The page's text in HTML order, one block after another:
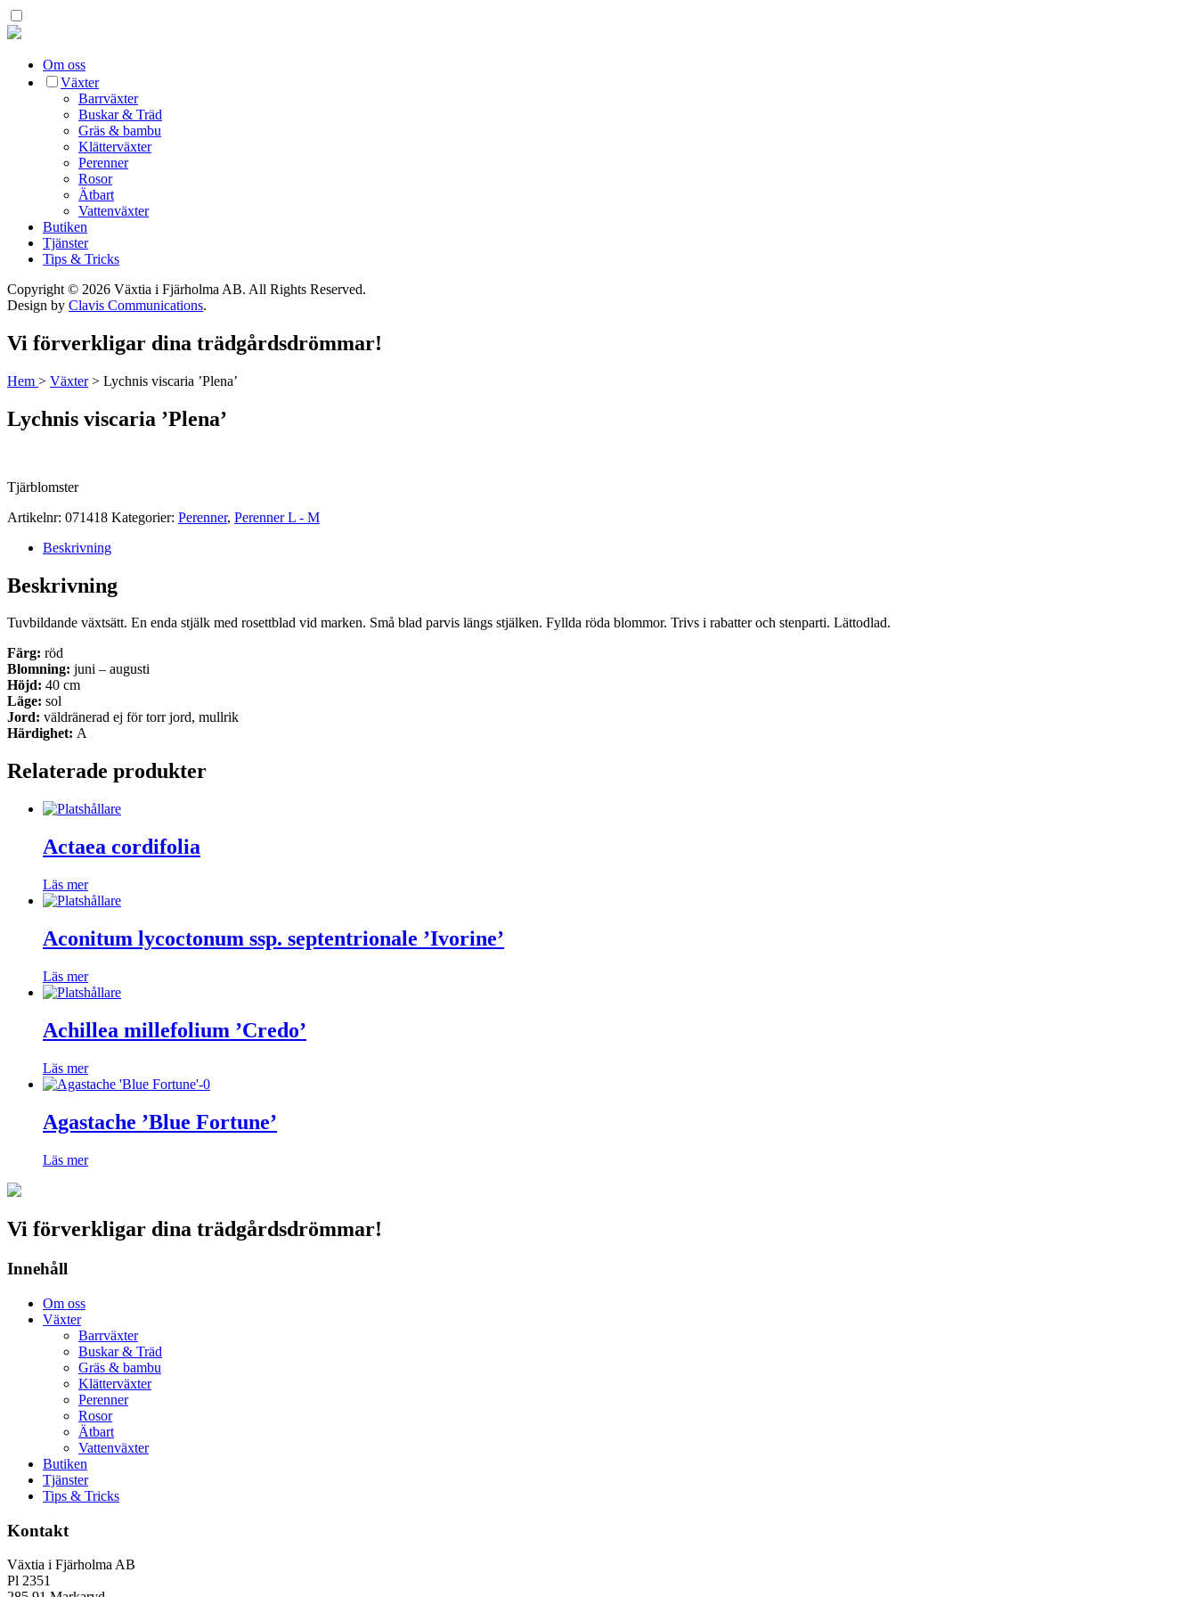
Om oss
Växter
Barrväxter
Buskar & Träd
Gräs & bambu
Klätterväxter
Perenner
Rosor
Ätbart
Vattenväxter
Butiken
Tjänster
Tips & Tricks
Copyright © 2026 Växtia i Fjärholma AB. All Rights Reserved.
Design by Clavis Communications.
Vi förverkligar dina trädgårdsdrömmar!
Hem > Växter> Lychnis viscaria ’Plena’
Lychnis viscaria ’Plena’
Tjärblomster
Artikelnr: 071418 Kategorier: Perenner, Perenner L - M
Beskrivning
Beskrivning
Tuvbildande växtsätt. En enda stjälk med rosettblad vid marken. Små blad parvis längs stjälken. Fyllda röda blommor. Trivs i rabatter och stenparti. Lättodlad.
Färg: röd
Blomning: juni – augusti
Höjd: 40 cm
Läge: sol
Jord: väldränerad ej för torr jord, mullrik
Härdighet: A
Relaterade produkter
Actaea cordifolia
Läs mer
Aconitum lycoctonum ssp. septentrionale ’Ivorine’
Läs mer
Achillea millefolium ’Credo’
Läs mer
Agastache ’Blue Fortune’
Läs mer
Vi förverkligar dina trädgårdsdrömmar!
Innehåll
Om oss
Växter
Barrväxter
Buskar & Träd
Gräs & bambu
Klätterväxter
Perenner
Rosor
Ätbart
Vattenväxter
Butiken
Tjänster
Tips & Tricks
Kontakt
Växtia i Fjärholma AB
Pl 2351